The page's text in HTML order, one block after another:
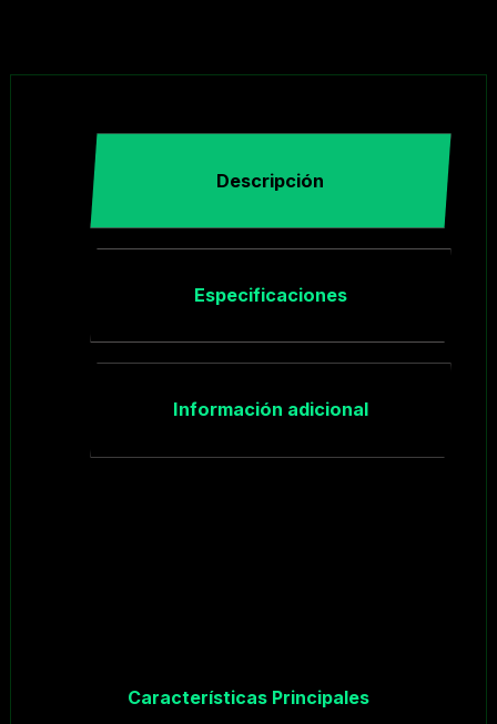
Descripción
Especificaciones
Información adicional
Características Principales